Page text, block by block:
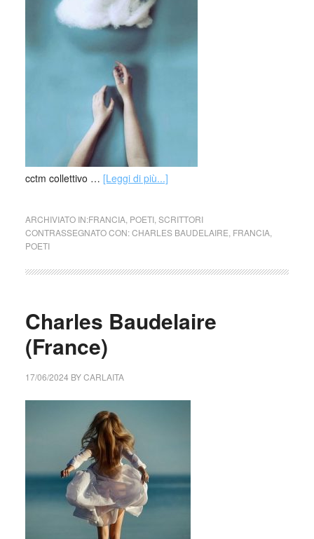
cctm collettivo … [Leggi di più...]
ARCHIVIATO IN:FRANCIA, POETI, SCRITTORI
CONTRASSEGNATO CON:CHARLES BAUDELAIRE FRANCIA,
POETI
Charles Baudelaire
(France)
17/06/2024 BYCARLAITA